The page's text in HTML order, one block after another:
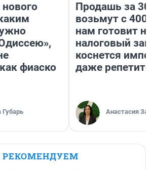
фиаско
Продашь за
возьмут с
нам готовит
налоговый
коснется
даже
Анастасия
РЕКОМЕНДУЕМ